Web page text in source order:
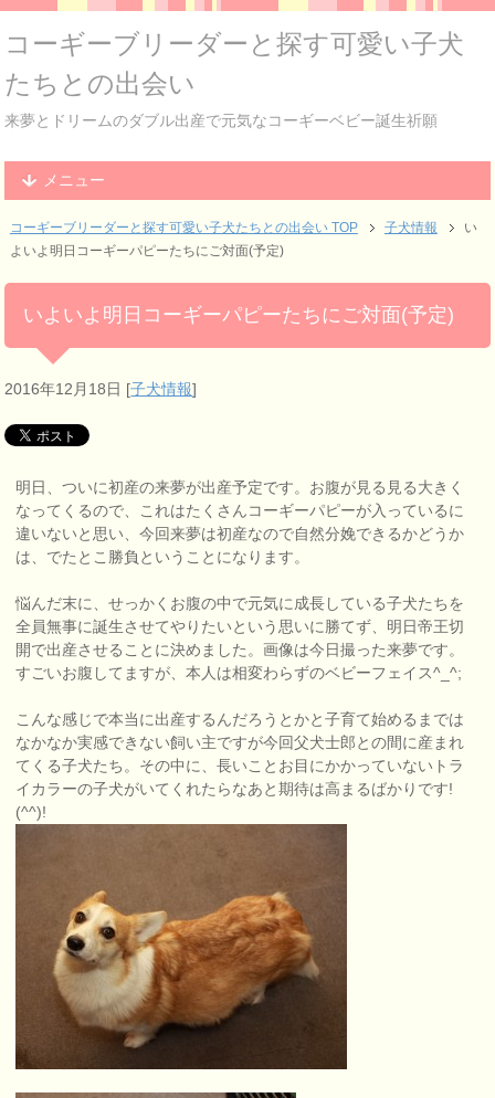
コーギーブリーダーと探す可愛い子犬
たちとの出会い
来夢とドリームのダブル出産で元気なコーギーベビー誕生祈願
メニュー
コーギーブリーダーと探す可愛い子犬たちとの出会い TOP 子犬情報
い
よいよ明日コーギーパピーたちにご対面(予定)
いよいよ明日コーギーパピーたちにご対面(予定)
2016年12月18日 [子犬情報]
明日、ついに初産の来夢が出産予定です。お腹が見る見る大きく
なってくるので、これはたくさんコーギーパピーが入っているに
違いないと思い、今回来夢は初産なので自然分娩できるかどうか
は、でたとこ勝負ということになります。
悩んだ末に、せっかくお腹の中で元気に成長している子犬たちを
全員無事に誕生させてやりたいという思いに勝てず、明日帝王切
開で出産させることに決めました。画像は今日撮った来夢です。
すごいお腹してますが、本人は相変わらずのベビーフェイス^_^;
こんな感じで本当に出産するんだろうとかと子育て始めるまでは
なかなか実感できない飼い主ですが今回父犬士郎との間に産まれ
てくる子犬たち。その中に、長いことお目にかかっていないトラ
イカラーの子犬がいてくれたらなあと期待は高まるばかりです!
(^^)!